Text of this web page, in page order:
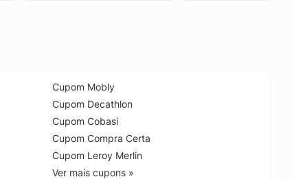
Cupom Mobly
Cupom Decathlon
Cupom Cobasi
Cupom Compra Certa
Cupom Leroy Merlin
Ver mais cupons »